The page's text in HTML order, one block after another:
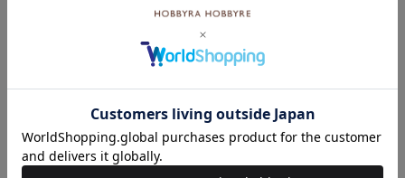
刺し子 編み物